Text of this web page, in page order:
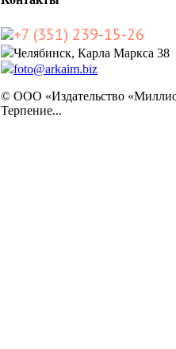
+7 (351) 239-15-26
Челябинск, Карла Маркса 38
foto@arkaim.biz
© ООО «Издательство
Терпение...